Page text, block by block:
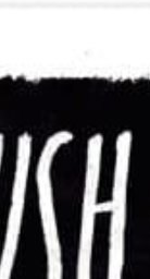
Umfang:
Grafik,
Für ein Konzert
im MPS-Studio
entworfen. Für
Kratzbild, hier